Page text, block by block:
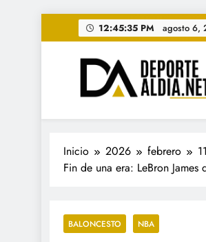
al
contenido
12:45:37 PM agosto 6,
•
www.deportealdia.net
Inicio 2026 febrero
11
Fin de una era: LeBron
BALONCESTO NBA